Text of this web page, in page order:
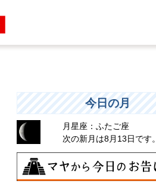
今日の月
月星座：ふたご座
次の新月は8月13日です。